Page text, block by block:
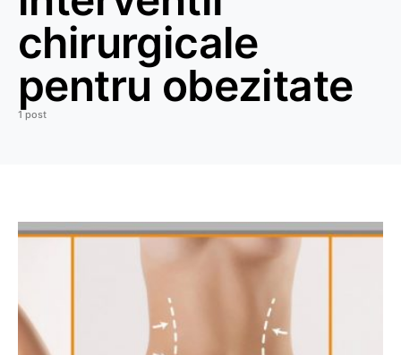
chirurgicale
pentru obezitate
1 post